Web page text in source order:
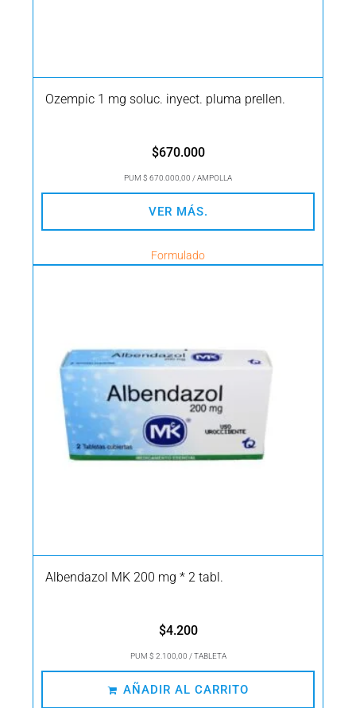
Ozempic 1 mg soluc. inyect. pluma prellen.
$670.000
PUM $ 670.000,00 / AMPOLLA
VER MÁS.
Formulado
Albendazol MK 200 mg * 2 tabl.
$4.200
PUM $ 2.100,00 / TABLETA
AÑADIR AL CARRITO